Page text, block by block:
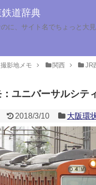
道辞典
に、サイト名でちょっと大
撮影地メモ 関西 JR
ユニバーサルシテ
2018/3/10 大阪環